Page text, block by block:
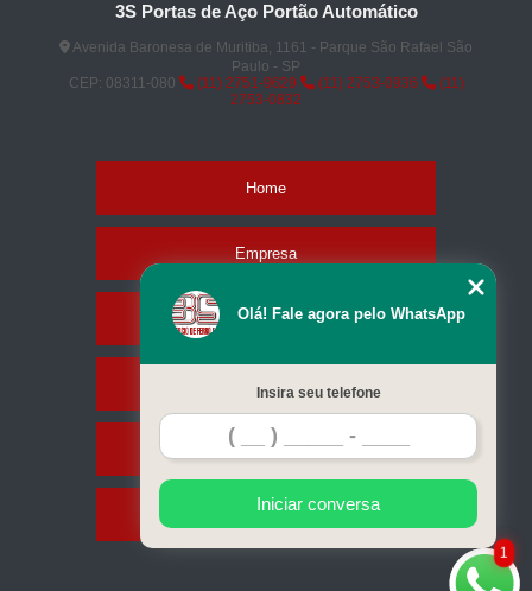
3S Portas de Aço Portão Automático
Avenida Baronesa de Muritiba, 1161 - Parque São Rafael São
Paulo - SP
CEP: 08311-080
(11) 2751-9629 (11) 2753-0936
(11)
2753-0832
Home
Empresa
Missão
Serviços
Contato
Mapa do site
1
Olá! Fale agora pelo WhatsApp
Insira seu telefone
Iniciar conversa